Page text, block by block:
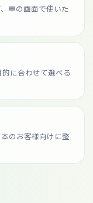
車の画面で使いた
的に合わせて選べる
のお客様向けに整